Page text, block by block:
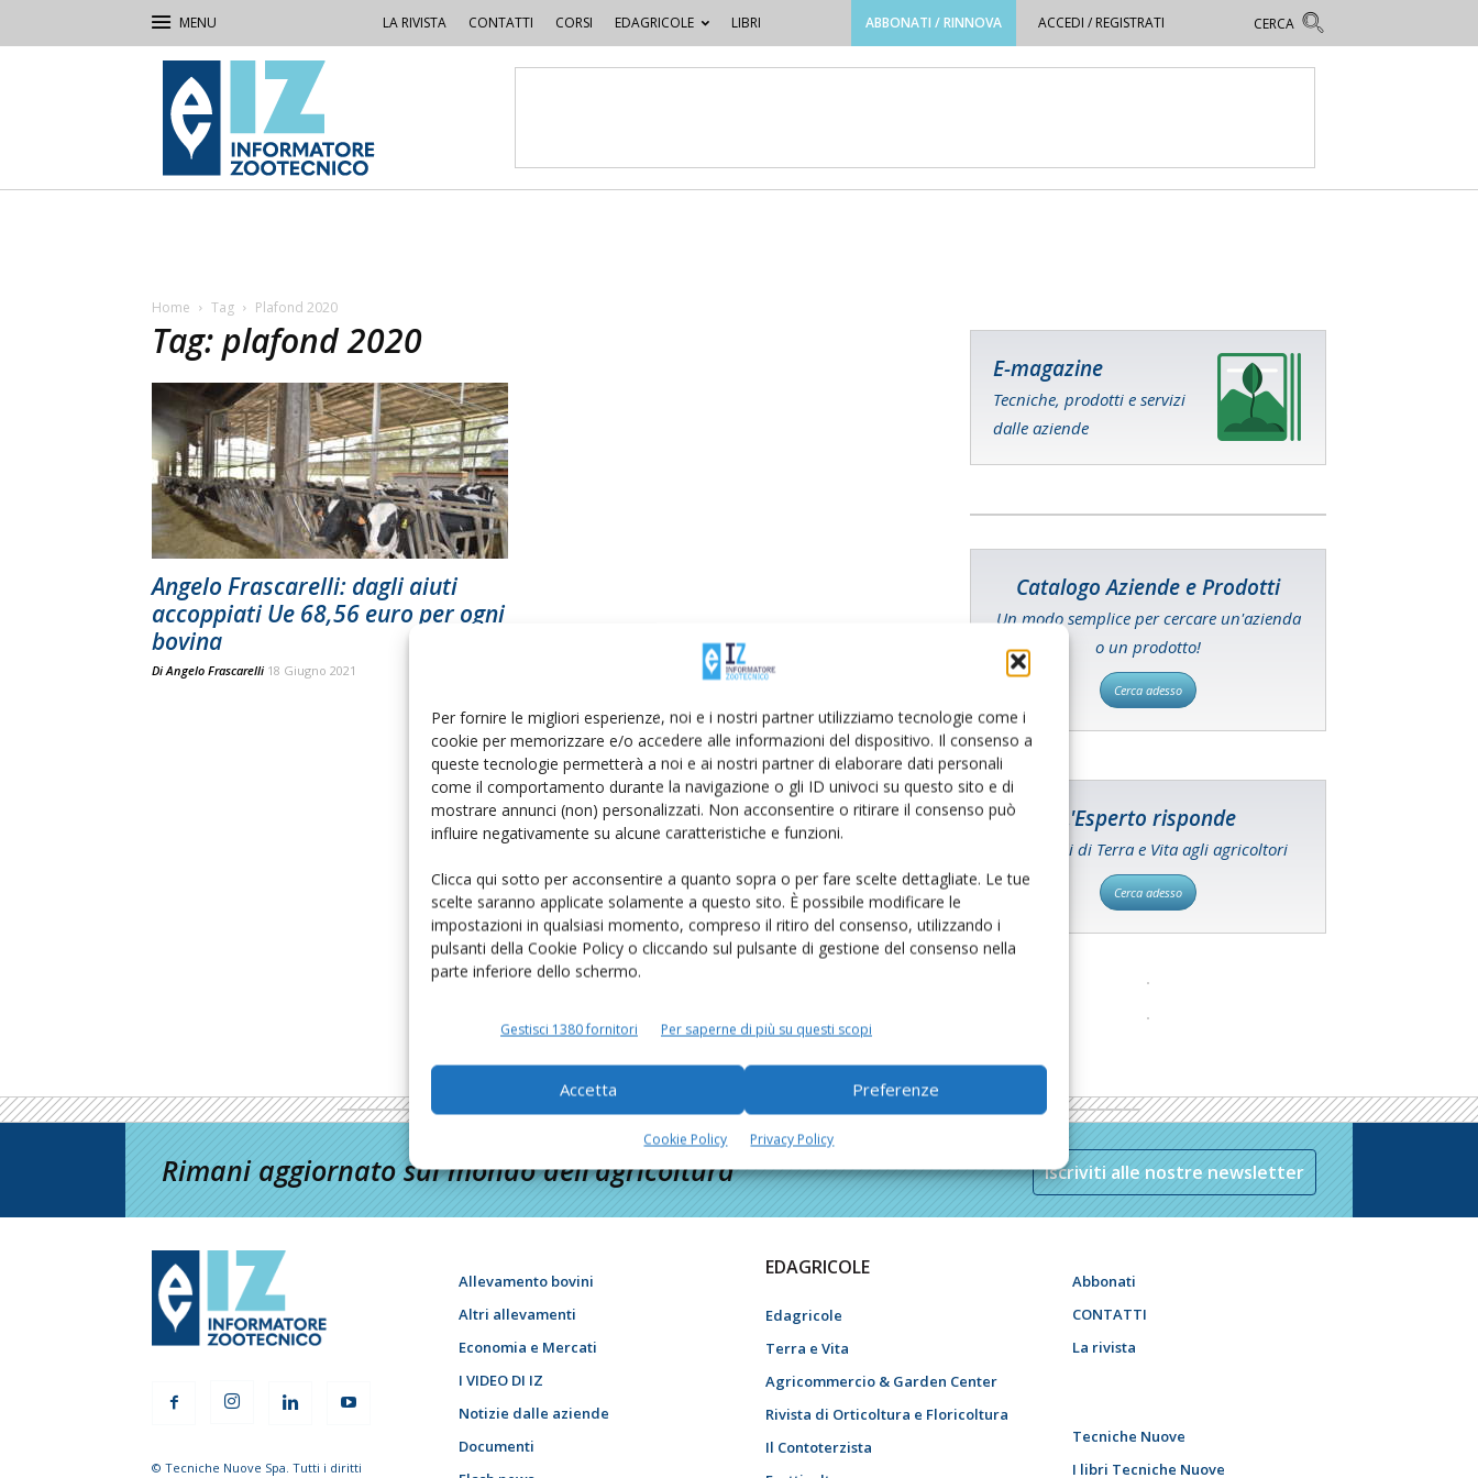
Per fornire le migliori esperienze, noi e i nostri partner utilizziamo tecnologie come i
cookie per memorizzare e/o accedere alle informazioni del dispositivo. Il consenso a
queste tecnologie permetterà a noi e ai nostri partner di elaborare dati personali
come il comportamento durante la navigazione o gli ID univoci su questo sito e di
mostrare annunci (non) personalizzati. Non acconsentire o ritirare il consenso può
influire negativamente su alcune caratteristiche e funzioni.
Clicca qui sotto per acconsentire a quanto sopra o per fare scelte dettagliate. Le tue
scelte saranno applicate solamente a questo sito. È possibile modificare le
impostazioni in qualsiasi momento, compreso il ritiro del consenso, utilizzando i
pulsanti della Cookie Policy o cliccando sul pulsante di gestione del consenso nella
parte inferiore dello schermo.
Gestisci 1380 fornitori Per saperne di più su questi scopi
Accetta Preferenze
Cookie Policy Privacy Policy
LA RIVISTA CONTATTI CORSI EDAGRICOLE LIBRI ABBONATI / RINNOVA ACCEDI / REGISTRATI
IZ
Informatore
Zootecnico
Home Tag Plafond 2020
Tag: plafond 2020
Angelo Frascarelli: dagli aiuti
accoppiati Ue 68,56 euro per ogni
bovina
DiAngelo Frascarelli 18 Giugno 2021
E-magazine
Tecniche, prodotti e servizi
dalle aziende
Catalogo Aziende e Prodotti
Un modo semplice per cercare un'azienda
o un prodotto!
Cerca adesso
L'Esperto risponde
I consigli di Terra e Vita agli agricoltori
Cerca adesso
Rimani aggiornato sul mondo dell’agricoltura Iscriviti alle nostre newsletter
© Tecniche Nuove Spa. Tutti i diritti
Allevamento bovini
Altri allevamenti
Economia e Mercati
I VIDEO DI IZ
Notizie dalle aziende
Documenti
EDAGRICOLE
Edagricole
Terra e Vita
Agricommercio & Garden Center
Rivista di Orticoltura e Floricoltura
Il Contoterzista
Abbonati
CONTATTI
La rivista
Tecniche Nuove
I libri Tecniche Nuove